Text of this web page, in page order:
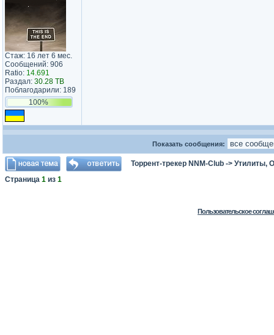
Стаж: 16 лет 6 мес.
Сообщений: 906
Ratio: 14.691
Раздал: 30.28 TB
Поблагодарили: 189
100%
Показать сообщения:
Торрент-трекер NNM-Club -> Утилиты,
Страница 1 из 1
Пользовательское